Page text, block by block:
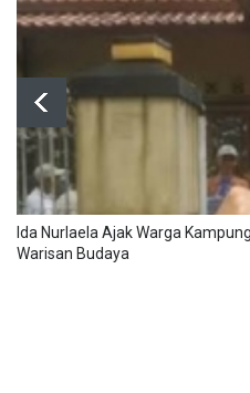
Ida Nurlaela Ajak Warga
Warisan Budaya